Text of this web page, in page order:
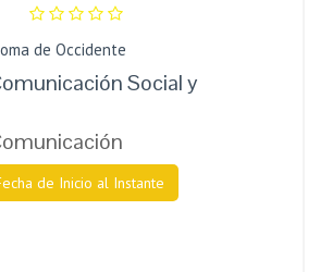
de Occidente
Social y
de Inicio al Instante